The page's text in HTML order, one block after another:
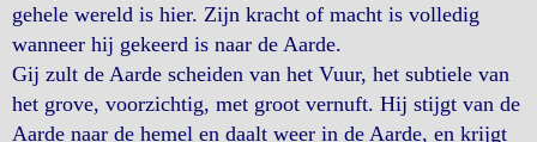
gehele wereld is hier. Zijn kracht of macht is volledig
wanneer hij gekeerd is naar de Aarde.
Gij zult de Aarde scheiden van het Vuur, het subtiele van
het grove, voorzichtig, met groot vernuft. Hij stijgt van de
Aarde naar de hemel en daalt weer in de Aarde, en krijgt